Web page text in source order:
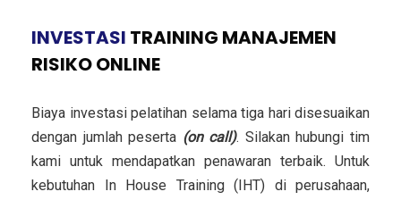
INVESTASI TRAINING MANAJEMEN
RISIKO ONLINE
Biaya investasi pelatihan selama tiga hari disesuaikan
dengan jumlah peserta (on call). Silakan hubungi tim
kami untuk mendapatkan penawaran terbaik. Untuk
kebutuhan In House Training (IHT) di perusahaan,